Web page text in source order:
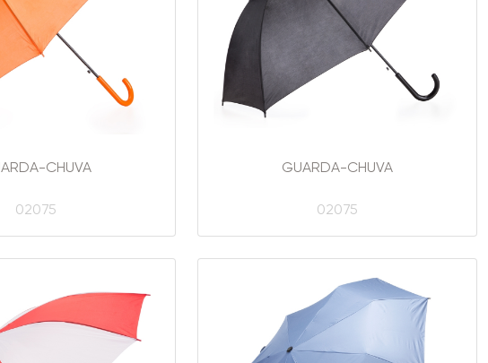
CHUVA
02075
GUARDA-CHUVA
02075